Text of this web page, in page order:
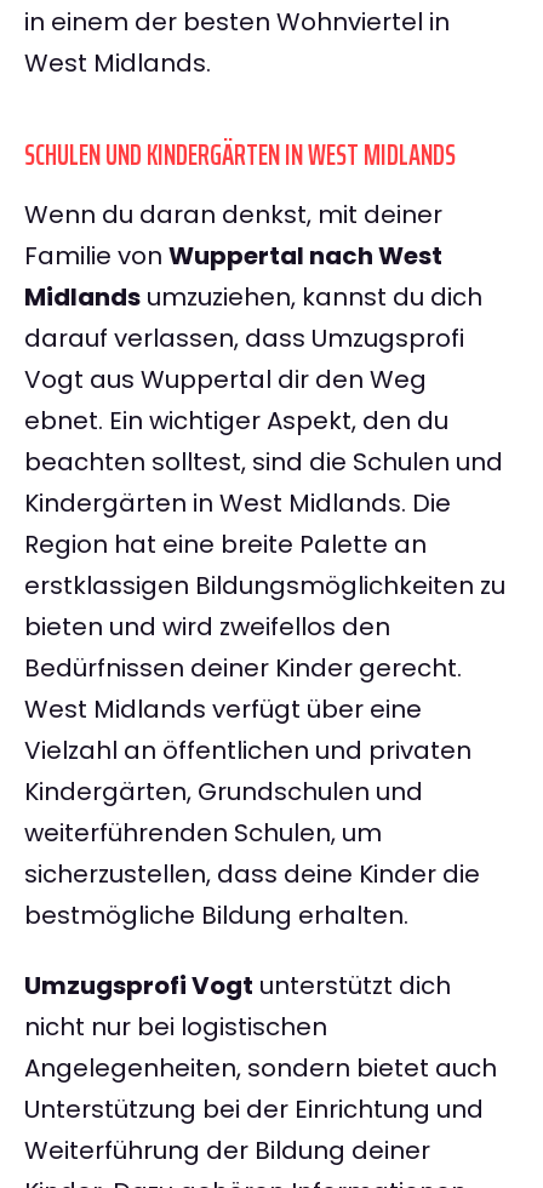
in einem der besten Wohnviertel in
West Midlands.
SCHULEN UND KINDERGÄRTEN IN WEST MIDLANDS
Wenn du daran denkst, mit deiner
Familie von Wuppertal nach West
Midlands umzuziehen, kannst du dich
darauf verlassen, dass Umzugsprofi
Vogt aus Wuppertal dir den Weg
ebnet. Ein wichtiger Aspekt, den du
beachten solltest, sind die Schulen und
Kindergärten in West Midlands. Die
Region hat eine breite Palette an
erstklassigen Bildungsmöglichkeiten zu
bieten und wird zweifellos den
Bedürfnissen deiner Kinder gerecht.
West Midlands verfügt über eine
Vielzahl an öffentlichen und privaten
Kindergärten, Grundschulen und
weiterführenden Schulen, um
sicherzustellen, dass deine Kinder die
bestmögliche Bildung erhalten.
Umzugsprofi Vogt unterstützt dich
nicht nur bei logistischen
Angelegenheiten, sondern bietet auch
Unterstützung bei der Einrichtung und
Weiterführung der Bildung deiner